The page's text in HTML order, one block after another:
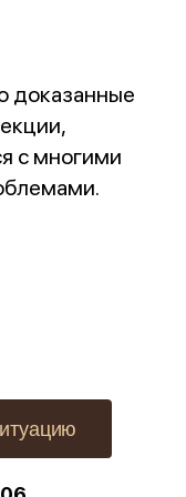
доказанные
с многими